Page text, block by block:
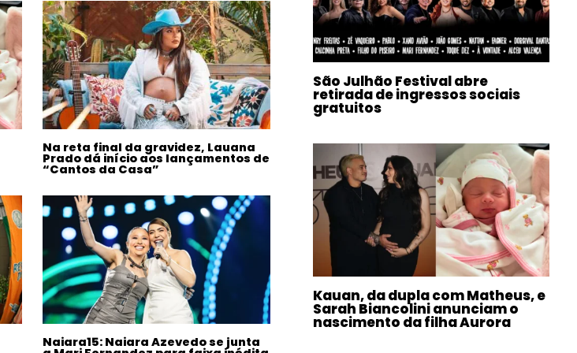
Na reta final da gravidez, Lauana
Prado dá início aos lançamentos de
“Cantos da Casa”
Naiara15: Naiara Azevedo se junta
São Julhão Festival abre
retirada de ingressos sociais
gratuitos
Kauan, da dupla com Matheus, e
Sarah Biancolini anunciam o
nascimento da filha Aurora